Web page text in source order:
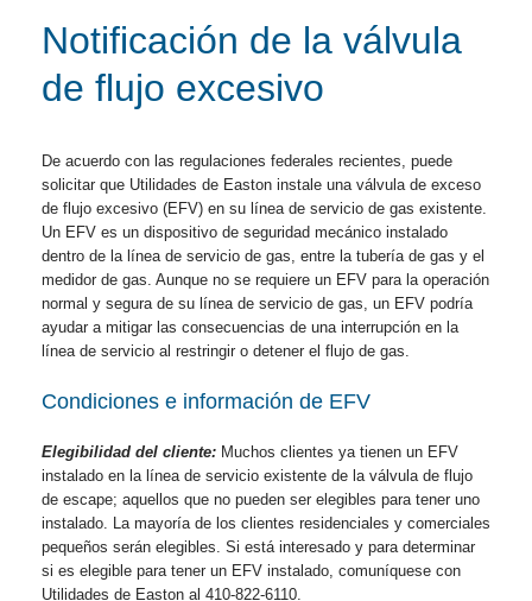
Notificación de la válvula
de flujo excesivo
De acuerdo con las regulaciones federales recientes, puede
solicitar que Utilidades de Easton instale una válvula de exceso
de flujo excesivo (EFV) en su línea de servicio de gas existente.
Un EFV es un dispositivo de seguridad mecánico instalado
dentro de la línea de servicio de gas, entre la tubería de gas y el
medidor de gas. Aunque no se requiere un EFV para la operación
normal y segura de su línea de servicio de gas, un EFV podría
ayudar a mitigar las consecuencias de una interrupción en la
línea de servicio al restringir o detener el flujo de gas.
Condiciones e información de EFV
Elegibilidad del cliente: Muchos clientes ya tienen un EFV
instalado en la línea de servicio existente de la válvula de flujo
de escape; aquellos que no pueden ser elegibles para tener uno
instalado. La mayoría de los clientes residenciales y comerciales
pequeños serán elegibles. Si está interesado y para determinar
si es elegible para tener un EFV instalado, comuníquese con
Utilidades de Easton al 410-822-6110.